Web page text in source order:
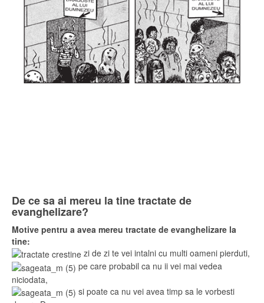
De ce sa ai mereu la tine tractate de
evanghelizare?
Motive pentru a avea mereu tractate de evanghelizare la
tine:
zi de zi te vei intalni cu multi oameni pierduti,
pe care probabil ca nu ii vei mai vedea
niciodata,
si poate ca nu vei avea timp sa le vorbesti